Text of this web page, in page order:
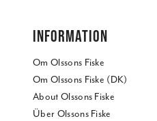
INFORMATION
Om Olssons Fiske
Om Olssons Fiske (DK)
About Olssons Fiske
Über Olssons Fiske